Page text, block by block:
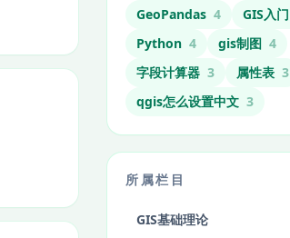
GeoPandas 4 GIS入门
Python 4 gis制图 4
字段计算器 3 属性表 3
qgis怎么设置中文 3
所属栏目
GIS基础理论